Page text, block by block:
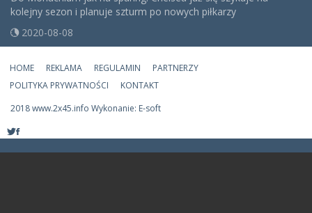
kolejny sezon i planuje szturm po nowych piłkarzy
2020-08-08
HOME REKLAMA REGULAMIN
PARTNERZY
POLITYKA PRYWATNOŚCI
KONTAKT
2018 www.2x45.info Wykonanie: E-soft